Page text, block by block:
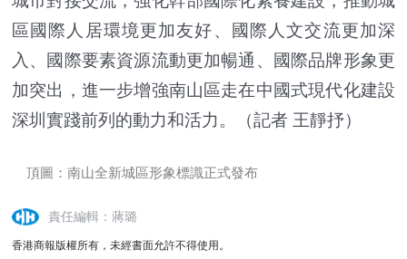
區國際人居環境更加友好、國際人文交流更加深
入、國際要素資源流動更加暢通、國際品牌形象更
加突出，進一步增強南山區走在中國式現代化建設
深圳實踐前列的動力和活力。（記者 王靜抒）
頂圖：南山全新城區形象標識正式發布
責任編輯：蔣璐
香港商報版權所有，未經書面允許不得使用。